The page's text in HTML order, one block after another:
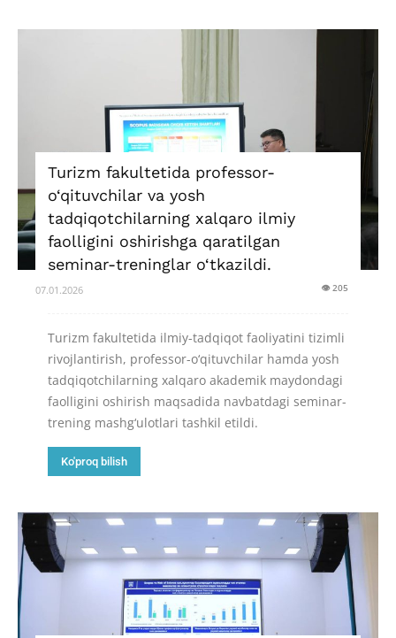
Turizm fakultetida professor-
o‘qituvchilar va yosh
tadqiqotchilarning xalqaro ilmiy
faolligini oshirishga qaratilgan
seminar-treninglar o‘tkazildi.
07.01.2026 👁 205
Turizm fakultetida ilmiy-tadqiqot faoliyatini tizimli
rivojlantirish, professor-o‘qituvchilar hamda yosh
tadqiqotchilarning xalqaro akademik maydondagi
faolligini oshirish maqsadida navbatdagi seminar-
trening mashg‘ulotlari tashkil etildi.
Ko'proq bilish